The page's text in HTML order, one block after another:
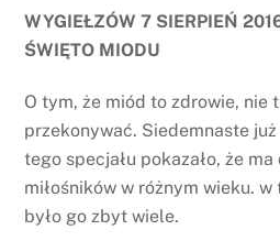
WYGIEŁZÓW 7 SIERPIEŃ
ŚWIĘTO MIODU
O tym, że miód to zdrowie, nie
przekonywać. Siedemnaste
tego specjału pokazało, że
miłośników w różnym wieku.
było go zbyt wiele.